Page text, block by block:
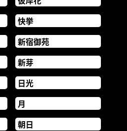
快挙
新宿御苑
新芽
日光
月
朝日